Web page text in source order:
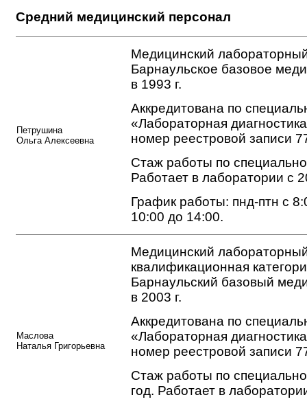
Средний медицинский персонал
Петрушина
Ольга Алексеевна
Медицинский
Барнаульское базовое
в 1993 г.
Аккредитована по
«Лабораторная
номер реестровой записи
Стаж работы по
Работает в лаборатории с
График работы: пнд-птн с
10:00 до 14:00.
Маслова
Наталья Григорьевна
Медицинский
квалификационная
Барнаульский базовый
в 2003 г.
Аккредитована по
«Лабораторная
номер реестровой записи
Стаж работы по
год. Работает в